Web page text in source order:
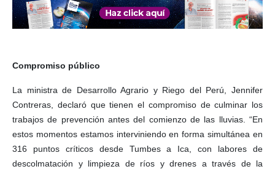
Compromiso público
La ministra de Desarrollo Agrario y Riego del Perú, Jennifer
Contreras, declaró que tienen el compromiso de culminar los
trabajos de prevención antes del comienzo de las lluvias. “En
estos momentos estamos interviniendo en forma simultánea en
316 puntos críticos desde Tumbes a Ica, con labores de
descolmatación y limpieza de ríos y drenes a través de la